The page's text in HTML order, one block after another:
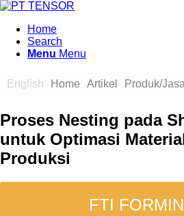
Home
Search
Menu Menu
English Home Artikel Produk/Jasa
Proses Nesting pada
untuk Optimasi
Produksi
FTI